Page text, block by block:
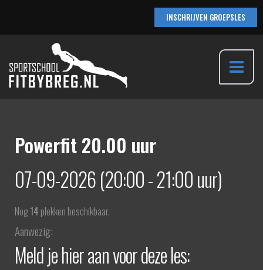
inhoud
INSCHRIJVEN GROEPSLES
Main
Powerfit 20.00 uur
07-09-2026 (20:00 - 21:00 uur)
Nog14 plekken beschikbaar.
Aanwezig:
Meld je hier aan voor deze les: